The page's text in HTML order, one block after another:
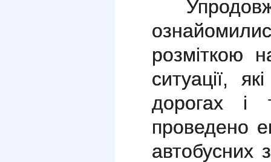
розміткою
ситуації,
дорогах і
проведено
автобусних